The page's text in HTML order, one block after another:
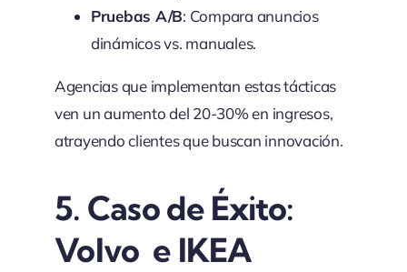
Pruebas A/B: Compara anuncios
dinámicos vs. manuales.
Agencias que implementan estas tácticas
ven un aumento del 20-30% en ingresos,
atrayendo clientes que buscan innovación.
5. Caso de Éxito:
Volvo e IKEA